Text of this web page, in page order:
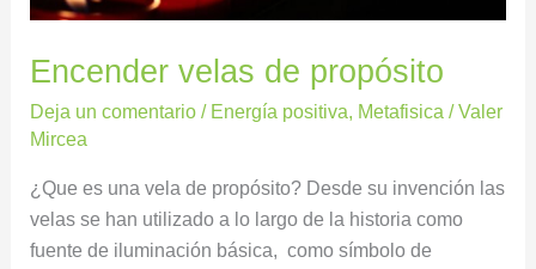
Encender velas de propósito
Deja un comentario / Energía positiva, Metafisica /Valer
Mircea
¿Que es una vela de propósito? Desde su invención las
velas se han utilizado a lo largo de la historia como
fuente de iluminación básica, como símbolo de